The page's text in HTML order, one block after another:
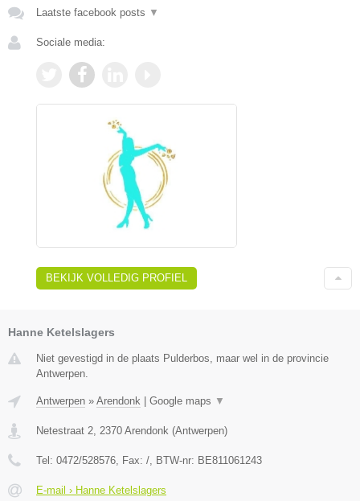
Laatste facebook posts ▼
Sociale media:
BEKIJK VOLLEDIG PROFIEL
Hanne Ketelslagers
Niet gevestigd in de plaats Pulderbos, maar wel in de provincie
Antwerpen.
Antwerpen » Arendonk | Google maps ▼
Netestraat 2 2370 Arendonk (Antwerpen)
Tel: 0472/528576 , Fax: / , BTW-nr: BE811061243
E-mail › Hanne Ketelslagers